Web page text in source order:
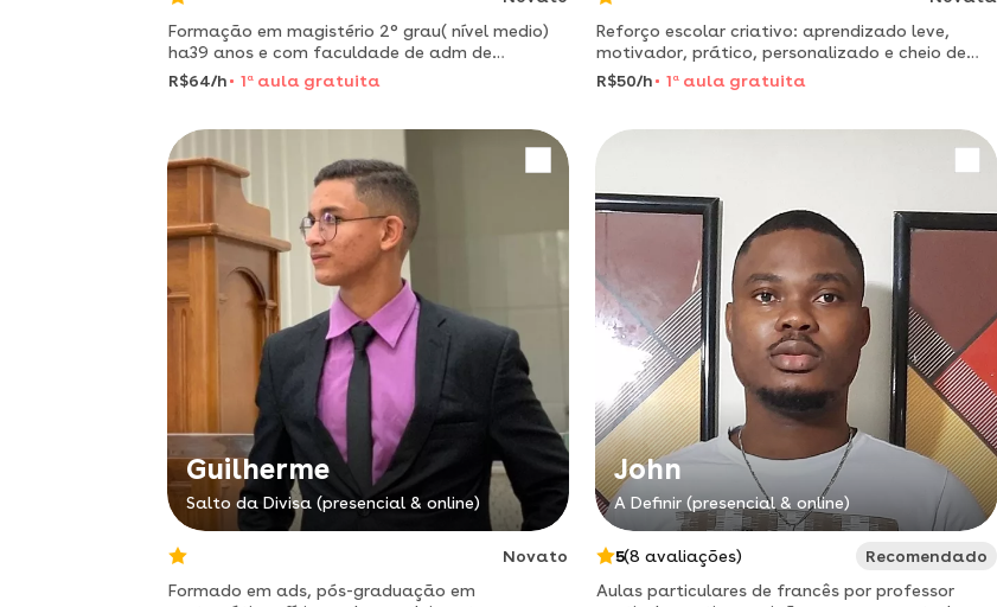
Formação em magistério 2° grau( nível medio)
ha39 anos e com faculdade de adm de
empresas não concluso pela uem-unive est de
R$64/h 1 a aula gratuita
Reforço escolar criativo: aprendizado leve,
motivador, prático, personalizado e cheio de
resultados.
R$50/h 1 a aula gratuita
Guilherme
Salto da Divisa (presencial & online)
Novato
Formado em ads, pós-graduação em
John
A Definir (presencial & online)
5(8 avaliações)
Recomendado
Aulas particulares de francês por professor